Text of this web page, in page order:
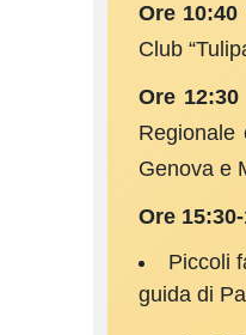
Ore 10:40
Club
Ore 12:30
Regio­nale
Genova e
Ore
Piccoli
guida di